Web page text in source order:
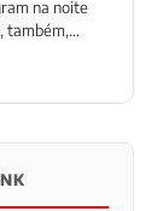
na noite
também,